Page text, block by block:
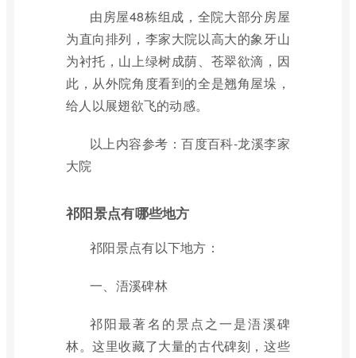
由房屋48栋组成，全院大部分房屋
为直向排列，李家大院以高大的象牙山
为衬托，山上绿树成荫、苍翠欲滴，因
此，从外院角度看到的全是翘角屋垛，
给人以展翅欲飞的动感。
以上内容参考：百度百科-龙溪李家
大院
祁阳景点有哪些地方
祁阳景点有以下地方：
一、浯溪碑林
祁阳最著名的景点之一是浯溪碑
林。这里收藏了大量的古代碑刻，这些